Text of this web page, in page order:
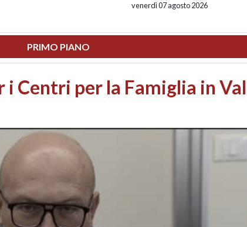
venerdì 07 agosto 2026
PRIMO PIANO
un chiosco sul
abusi edilizi e occupazione